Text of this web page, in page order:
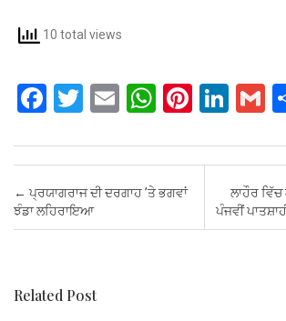
10 total views
F
ce
b
o
T
tt
er
E
ail
W
at
s
Pi
er
Li
ke
dI
n
G
Post navigation
← ਪ੍ਰਯਾਗਰਾਜ ਦੀ ਦਰਗਾਹ ’ਤੇ ਭਗਵਾਂ
ਝੰਡਾ ਲਹਿਰਾਇਆ
ਲਾਹੌਰ
ਪੰਜਵੀਂ
Related Post